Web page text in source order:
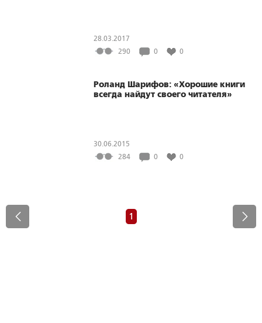
28.03.2017
290
0 0
Роланд Шарифов: «Хорошие книги
всегда найдут своего читателя»
30.06.2015
284
0 0
1